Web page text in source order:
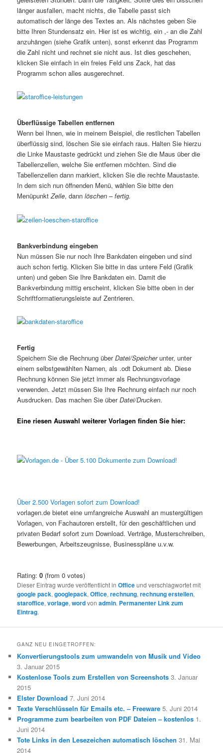
länger ausfallen, macht nichts, die Tabelle passt sich
automatisch der länge des Textes an. Als nächstes geben Sie
bitte Ihren Stundensatz ein. Hier ist es wichtig, ein ,- an die Zahl
anzuhängen (siehe Grafik unten), sonst erkennt das Programm
die Zahl nicht und rechnet sie nicht aus. Ist dies geschehen,
klicken Sie einfach in ein freies Feld uns Zack, hat das
Programm schon alles ausgerechnet.
Überflüssige Tabellen entfernen
Wenn bei Ihnen, wie in meinem Beispiel, die restlichen Tabellen
überflüssig sind, löschen Sie sie einfach raus. Halten Sie hierzu
die Linke Maustaste gedrückt und ziehen Sie die Maus über die
Tabellenzellen, welche Sie entfernen möchten. Sind die
Tabellenzellen dann markiert, klicken Sie die rechte Maustaste.
In dem sich nun öffnenden Menü, wählen Sie bitte den
MenüpunktZeile, dannlöschen – fertig.
Bankverbindung eingeben
Nun müssen Sie nur noch Ihre Bankdaten eingeben und sind
auch schon fertig. Klicken Sie bitte in das untere Feld (Grafik
unten) und geben Sie Ihre Bankdaten ein. Damit die
Bankverbindung mittig erscheint, klicken Sie bitte oben in der
Schriftformatierungsleiste auf Zentrieren.
Fertig
Speichern Sie die Rechnung überDatei/Speicherunter, unter
einem selbstgewählten Namen, als .odt Dokument ab. Diese
Rechnung können Sie jetzt immer als Rechnungsvorlage
verwenden. Jetzt müssen Sie Ihre Rechnung einfach nur noch
Ausdrucken. Das machen Sie überDatei/Drucken.
Eine riesen Auswahl weiterer Vorlagen finden Sie hier:
Über 2.500 Vorlagen sofort zum Download!
vorlagen.de bietet eine umfangreiche Auswahl an mustergültigen
Vorlagen, von Fachautoren erstellt, für den geschäftlichen und
privaten Bedarf sofort zum Download. Verträge, Musterschreiben,
Bewerbungen, Arbeitszeugnisse, Businesspläne u.v.w.
Rating:0 (from 0 votes)
Dieser Eintrag wurde veröffentlicht inOfficeund verschlagwortet mit
google pack,googlepack,Office,rechnung,rechnung erstellen,
staroffice,vorlage,wordvonadmin. Permanenter Link zum
Eintrag.
GANZ NEU EINGETROFFEN:
Konvertierungstools zum umwandeln von Musik und Video
3. Januar 2015
Kostenlose Tools zum Erstellen von Screenshots 3. Januar
2015
Elster Download 7. Juni 2014
Texte Verschlüsseln für Emails etc. – Freeware 5. Juni 2014
Programme zum bearbeiten von PDF Dateien – kostenlos 1.
Juni 2014
Tote Links in den Lesezeichen automatisch löschen 31. Mai
2014